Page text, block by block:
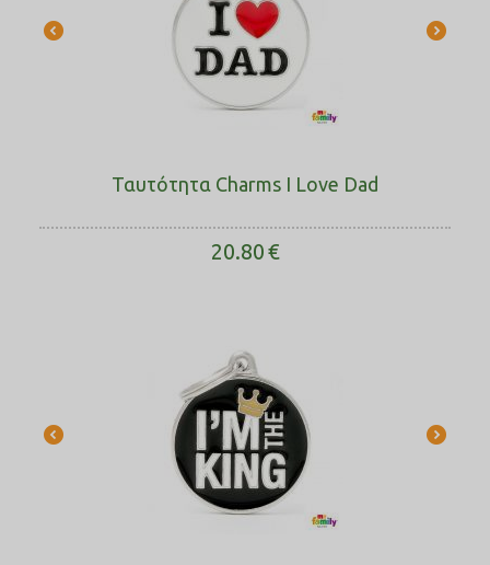
Ταυτότητα Charms I Love Dad
20.80€